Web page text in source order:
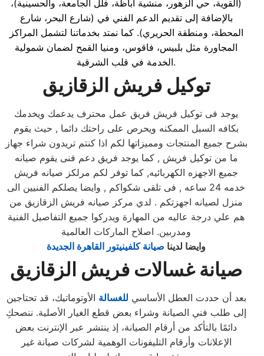
(القوية، حي الزهور، منشية أباظة، فلل الجامعة، والحسينية)،
بالإضافة إلى تقديم الدعم الفني في (شارع البحر، شارع
المحطة، ومنطقة الحريري). كما نمتد بخدماتنا لتشمل المراكز
المجاورة مثل بلبيس، فاقوس، ومنيا القمح لضمان شمولية
الخدمة في قلب الشرقية.
توكيل فريش الزقازيق
يوجد فى توكيل فريش فريق عمل محترف يدعمك ويخدمك
بكافه السبل الممكنه ويحرص على راحتك دائما , حيث يقوم
بشرح جميع المنتجات ومميزاتها لكم اذا كنتم تريدون شراء جهاز
ما من توكيل فريش , كما يوجد فريق دعم فنى يقوم صيانه
جميع الاجهزه الكهربائيه, كما توفر لكم مرلكز صيانه فريش
خدمه 24 ساعه , فى تلقى شكواكم , وايضا يصلكم الفنيين الى
منزل لصيانه اجهزتكم . لدي مركز صيانه فريش الزقازيق من
هم علي درجة عاليه من المهارة ويدركوا جميع التفاصيل الفنية
ومدربين. اصلاح الماركات العالمية
وايضا لدينا صيانة كلفينيتور القاهرة الجديدة
صيانة غسالات فريش الزقازيق
بعد أن حددت العطل الأساسي للغسالة الأوتوماتيك، قد تحتاجين
إلى طلب فني الصيانة وشراء بعض قطع الغيار الأصلية. ننصحكِ
دائمًا بالتأكد من أرقام الصيانة، إذ ينتشر عبر الإنترنت بعض
الإعلانات وأرقام التليفونات الوهمية لشركات صيانة غير